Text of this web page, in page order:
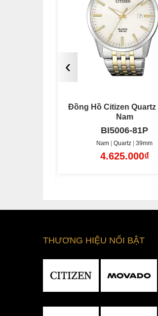
Đồng Hồ Citizen Quartz 39mm
Nam
BI5006-81L
Nam Quartz 39mm
4.625.000₫
‹
THƯƠNG HIỆU NỔI BẬT